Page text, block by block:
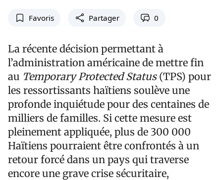
Favoris Partager 0
La récente décision permettant à
l’administration américaine de mettre fin
au Temporary Protected Status (TPS) pour
les ressortissants haïtiens soulève une
profonde inquiétude pour des centaines de
milliers de familles. Si cette mesure est
pleinement appliquée, plus de 300 000
Haïtiens pourraient être confrontés à un
retour forcé dans un pays qui traverse
encore une grave crise sécuritaire,